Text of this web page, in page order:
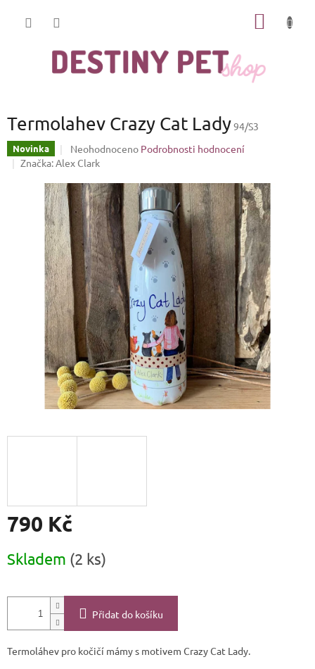
Termolahev Crazy Cat Lady94/S3
Novinka
Průměrné
hodnocení
je
0,0
z
5
hvězdiček.
Neohodnoceno Podrobnosti hodnocení
Značka:Alex Clark
790 Kč
cena:
Skladem (2 ks)
Přidat do košíku
Termoláhev pro kočičí mámy s motivem Crazy Cat Lady.